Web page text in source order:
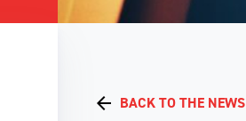
BACK TO THE NEWS